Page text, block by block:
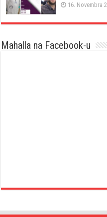
16. Novembra
Mahalla na Facebook-u